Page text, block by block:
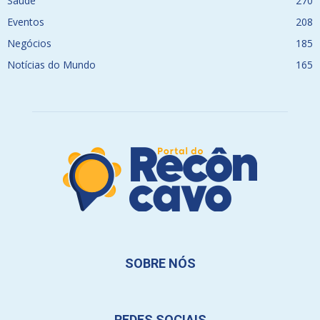
Eventos
208
Negócios
185
Notícias do Mundo
165
SOBRE NÓS